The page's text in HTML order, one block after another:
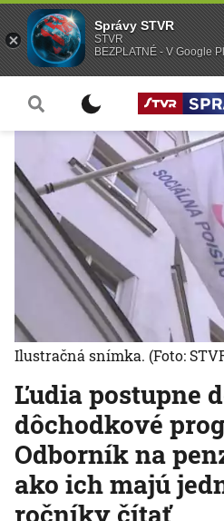
Ľudia postupne
dôchodkové
Odborník na
ako ich majú
Ilustračná snímka. (Foto:
Správy STVR
STVR
BEZPLATNÉ - V Google